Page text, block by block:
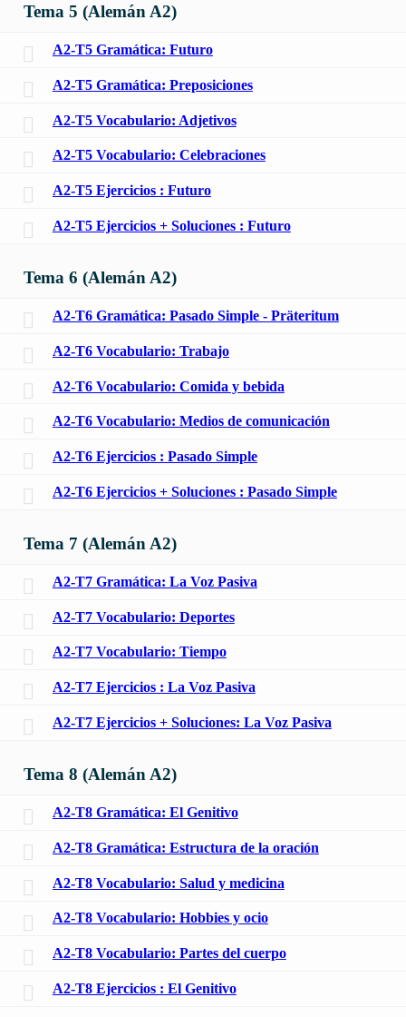
Tema 5 (Alemán A2)
A2-T5 Gramática: Futuro
A2-T5 Gramática: Preposiciones
A2-T5 Vocabulario: Adjetivos
A2-T5 Vocabulario: Celebraciones
A2-T5 Ejercicios : Futuro
A2-T5 Ejercicios + Soluciones : Futuro
Tema 6 (Alemán A2)
A2-T6 Gramática: Pasado Simple - Präteritum
A2-T6 Vocabulario: Trabajo
A2-T6 Vocabulario: Comida y bebida
A2-T6 Vocabulario: Medios de comunicación
A2-T6 Ejercicios : Pasado Simple
A2-T6 Ejercicios + Soluciones : Pasado Simple
Tema 7 (Alemán A2)
A2-T7 Gramática: La Voz Pasiva
A2-T7 Vocabulario: Deportes
A2-T7 Vocabulario: Tiempo
A2-T7 Ejercicios : La Voz Pasiva
A2-T7 Ejercicios + Soluciones: La Voz Pasiva
Tema 8 (Alemán A2)
A2-T8 Gramática: El Genitivo
A2-T8 Gramática: Estructura de la oración
A2-T8 Vocabulario: Salud y medicina
A2-T8 Vocabulario: Hobbies y ocio
A2-T8 Vocabulario: Partes del cuerpo
A2-T8 Ejercicios : El Genitivo